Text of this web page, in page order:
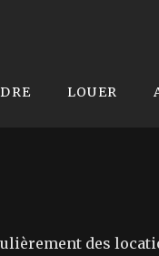
LOUER
des